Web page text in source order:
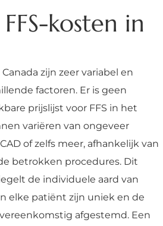
kosten in
zijn zeer variabel en
factoren. Er is geen
prijslijst voor FFS in het
variëren van ongeveer
of zelfs meer, afhankelijk van
betrokken procedures. Dit
de individuele aard van
elke patiënt zijn uniek en de
afgestemd. Een